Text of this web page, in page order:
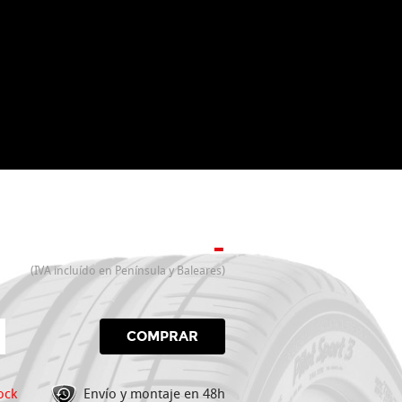
-
(IVA incluído en Península y Baleares)
COMPRAR
Envío y montaje en 48h